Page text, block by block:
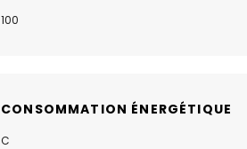
100
CONSOMMATION ÉNERGÉTIQUE
C